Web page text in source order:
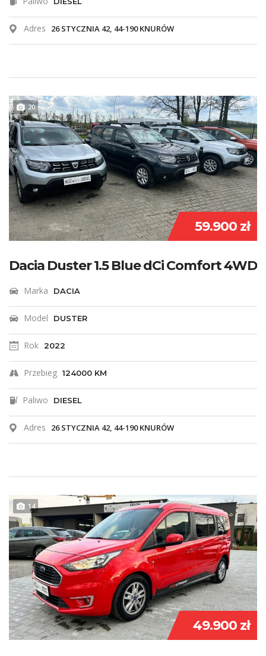
Adres 26 STYCZNIA 42, 44-190 KNURÓW
20
59.900 zł
Dacia Duster 1.5 Blue dCi Comfort 4WD
Marka DACIA
Model DUSTER
Rok 2022
Przebieg 124000 KM
Paliwo DIESEL
Adres 26 STYCZNIA 42, 44-190 KNURÓW
14
49.900 zł